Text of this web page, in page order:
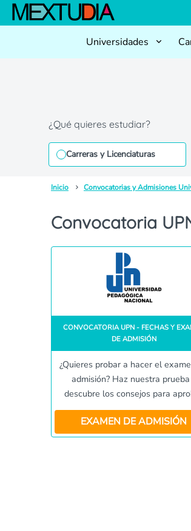
Universidades
¿Qué quieres estudiar?
Carreras y Licenciaturas
Inicio Convocatorias y Admisiones
Convocatoria
CONVOCATORIA UPN - FECHAS Y
DE ADMISIÓN
¿Quieres probar a hacer el
admisión? Haz nuestra
descubre los consejos para
EXAMEN DE ADMISIÓN